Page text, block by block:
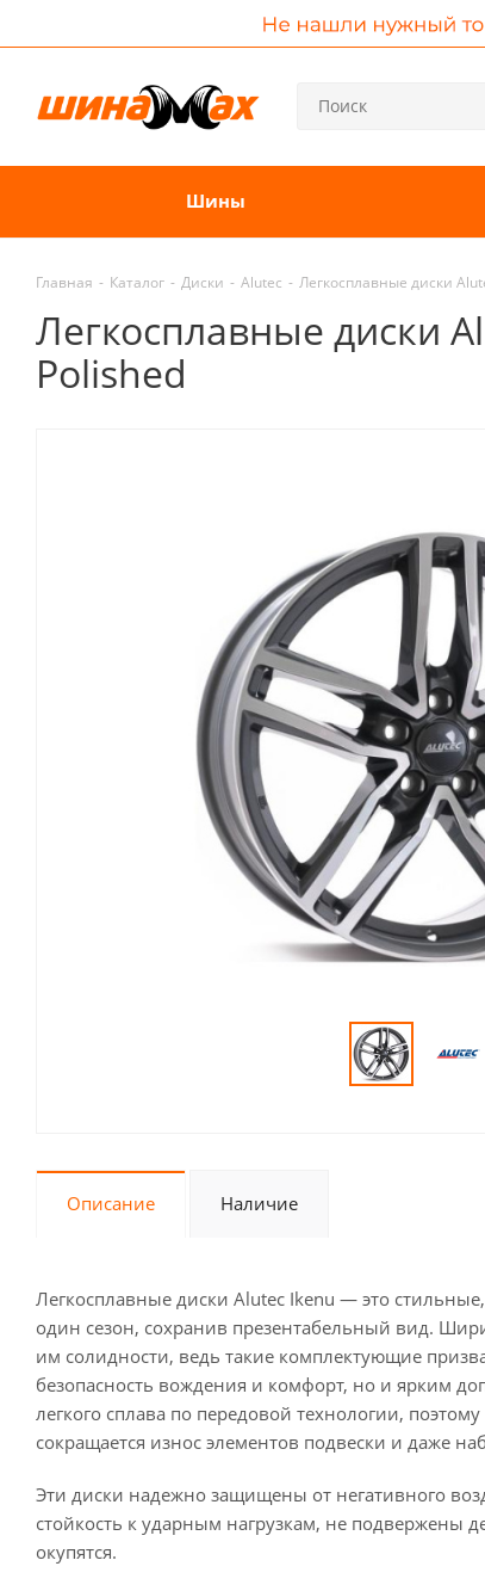
Шины
Главная - Каталог - Диски - Alutec - Легкосплавные диски
Легкосплавные диски
Polished
Описание Наличие
Легкосплавные диски Alutec Ikenu — это
один сезон, сохранив презентабельный вид.
им солидности, ведь такие комплектующие
безопасность вождения и комфорт, но и ярким
легкого сплава по передовой технологии,
сокращается износ элементов подвески и даже
Эти диски надежно защищены от негативного
стойкость к ударным нагрузкам, не подвержены
окупятся.